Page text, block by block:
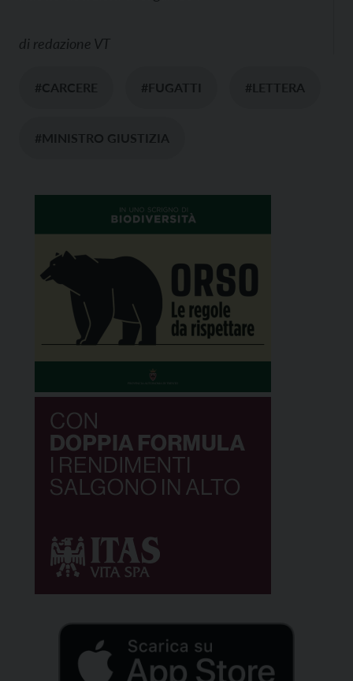
di redazione VT
#CARCERE #FUGATTI #LETTERA
#MINISTRO GIUSTIZIA